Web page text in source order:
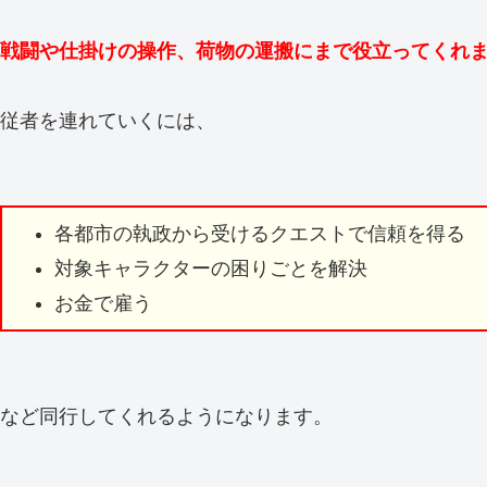
戦闘や仕掛けの操作、荷物の運搬にまで役立ってくれ
従者を連れていくには、
各都市の執政から受けるクエストで信頼を得る
対象キャラクターの困りごとを解決
お金で雇う
など同行してくれるようになります。